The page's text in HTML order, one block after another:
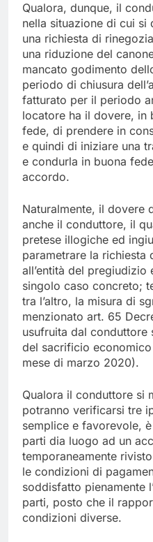
Qualora, dunque, il
nella situazione di cui
una richiesta di
una riduzione del
mancato godimento
periodo di chiusura
fatturato per il periodo
locatore ha il dovere, in
fede, di prendere in
e quindi di iniziare una
e condurla in buona
accordo.
Naturalmente, il dovere
anche il conduttore, il
pretese illogiche ed
parametrare la richiesta
all’entità del
singolo caso concreto;
tra l’altro, la misura di
menzionato art. 65
usufruita dal conduttore
del sacrificio
mese di marzo 2020).
Qualora il conduttore si
potranno verificarsi tre
semplice e favorevole,
parti dia luogo ad un
temporaneamente
le condizioni di
soddisfatto pienamente
parti, posto che il
condizioni diverse.